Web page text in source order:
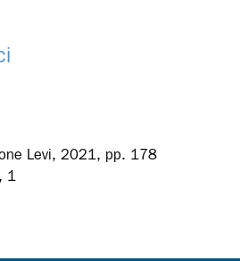
Levi, 2021, pp. 178
1